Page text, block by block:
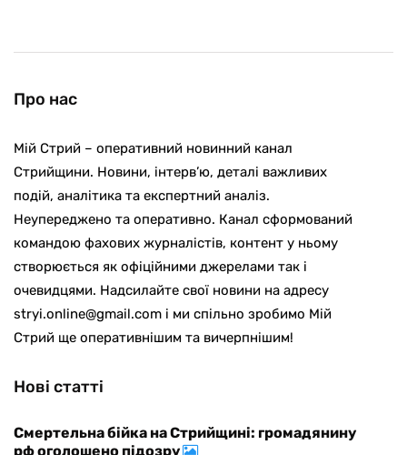
Про нас
Мій Стрий – оперативний новинний канал
Стрийщини. Новини, інтерв’ю, деталі важливих
подій, аналітика та експертний аналіз.
Неупереджено та оперативно. Канал сформований
командою фахових журналістів, контент у ньому
створюється як офіційними джерелами так і
очевидцями. Надсилайте свої новини на адресу
stryi.online@gmail.com і ми спільно зробимо Мій
Стрий ще оперативнішим та вичерпнішим!
Нові статті
Смертельна бійка на Стрийщині: громадянину
рф оголошено підозру